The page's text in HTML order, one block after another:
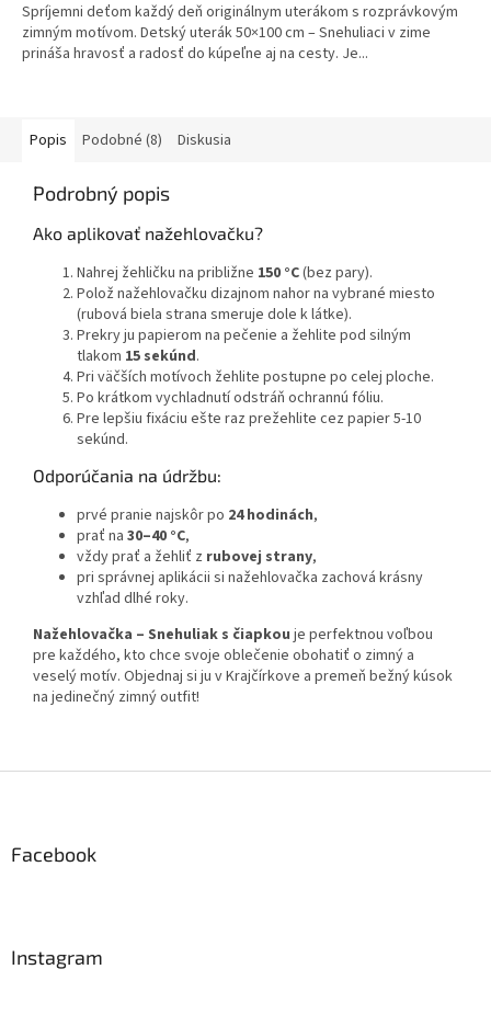
Spríjemni deťom každý deň originálnym uterákom s rozprávkovým
zimným motívom. Detský uterák 50×100 cm – Snehuliaci v zime
prináša hravosť a radosť do kúpeľne aj na cesty. Je...
Popis Podobné (8) Diskusia
Podrobný popis
Ako aplikovať nažehlovačku?
Nahrej žehličku na približne 150 °C(bez pary).
Polož nažehlovačku dizajnom nahor na vybrané miesto
(rubová biela strana smeruje dole k látke).
Prekry ju papierom na pečenie a žehlite pod silným
tlakom 15 sekúnd.
Pri väčších motívoch žehlite postupne po celej ploche.
Po krátkom vychladnutí odstráň ochrannú fóliu.
Pre lepšiu fixáciu ešte raz prežehlite cez papier 5-10
sekúnd.
Odporúčania na údržbu:
prvé pranie najskôr po 24 hodinách,
prať na 30–40 °C,
vždy prať a žehliť z rubovej strany,
pri správnej aplikácii si nažehlovačka zachová krásny
vzhľad dlhé roky.
Nažehlovačka – Snehuliak s čiapkou je perfektnou voľbou
pre každého, kto chce svoje oblečenie obohatiť o zimný a
veselý motív. Objednaj si ju v Krajčírkove a premeň bežný kúsok
na jedinečný zimný outfit!
Facebook
Instagram